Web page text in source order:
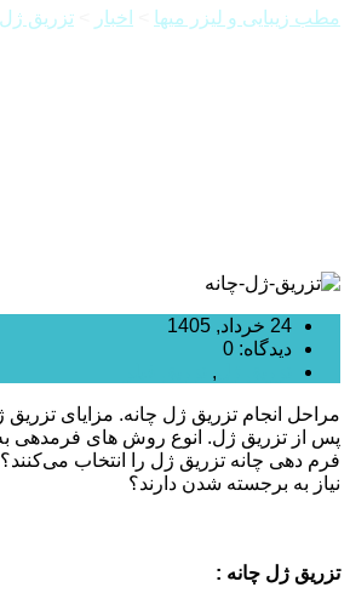
مطب زیبایی و لیزر میها اخبار تزریق ژل
24 خرداد, 1405
دیدگاه: 0
,
مراحل انجام تزریق ژل چانه. مزایای
پس از تزریق ژل. انوع روش های فرمدهی به
فرم دهی چانه تزریق ژل را انتخاب
نیاز به برجسته شدن دارند؟
تزریق ژل چانه :